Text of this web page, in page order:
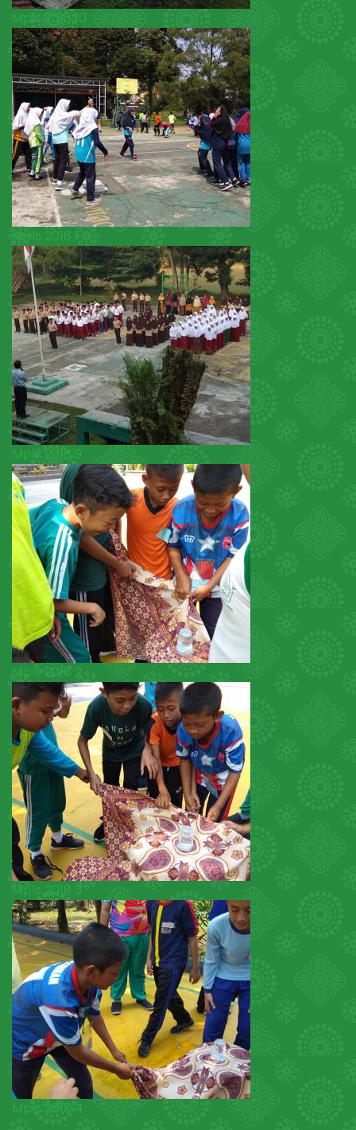
Mpls 2018 10
Mpls 2018 1
Mpls 2018 9
Mpls 2018 2
Mpls 2018 3
Mpls 2018 4